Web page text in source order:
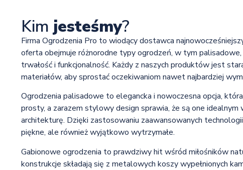
Kim jesteśmy?
Firma Ogrodzenia Pro to wiodący dostawca
oferta obejmuje różnorodne typy ogrodzeń, w tym
trwałość i funkcjonalność. Każdy z naszych produktów jest
materiałów, aby sprostać oczekiwaniom nawet najbardziej
Ogrodzenia palisadowe to elegancka i nowoczesna opcja,
prosty, a zarazem stylowy design sprawia, że są one
architekturę. Dzięki zastosowaniu zaawansowanych
piękne, ale również wyjątkowo wytrzymałe.
Gabionowe ogrodzenia to prawdziwy hit wśród miłośników
konstrukcje składają się z metalowych koszy wypełnionych